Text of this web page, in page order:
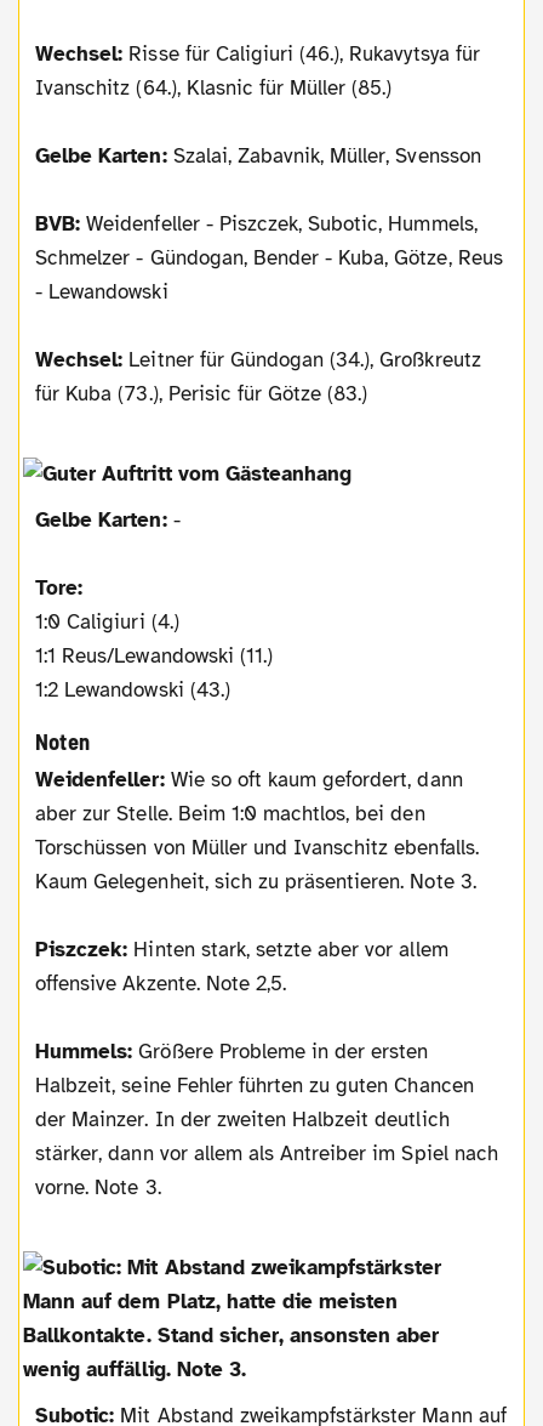
Wechsel: Risse für Caligiuri (46.), Rukavytsya für
Ivanschitz (64.), Klasnic für Müller (85.)
Gelbe Karten: Szalai, Zabavnik, Müller, Svensson
BVB:Weidenfeller - Piszczek, Subotic, Hummels,
Schmelzer - Gündogan, Bender - Kuba, Götze, Reus
- Lewandowski
Wechsel: Leitner für Gündogan (34.), Großkreutz
für Kuba (73.), Perisic für Götze (83.)
Gelbe Karten: -
Tore:
1:0 Caligiuri (4.)
1:1 Reus/Lewandowski (11.)
1:2 Lewandowski (43.)
Noten
Weidenfeller: Wie so oft kaum gefordert, dann
aber zur Stelle. Beim 1:0 machtlos, bei den
Torschüssen von Müller und Ivanschitz ebenfalls.
Kaum Gelegenheit, sich zu präsentieren. Note 3.
Piszczek: Hinten stark, setzte aber vor allem
offensive Akzente. Note 2,5.
Hummels:Größere Probleme in der ersten
Halbzeit, seine Fehler führten zu guten Chancen
der Mainzer. In der zweiten Halbzeit deutlich
stärker, dann vor allem als Antreiber im Spiel nach
vorne. Note 3.
Subotic: Mit Abstand zweikampfstärkster Mann auf